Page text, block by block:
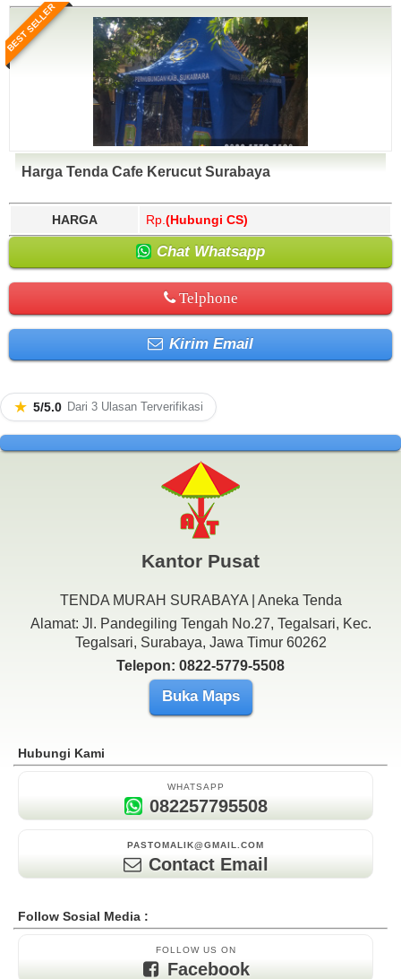
BEST SELLER
Harga Tenda Cafe Kerucut Surabaya
HARGA Rp. (Hubungi CS)
Chat Whatsapp
Telphone
Kirim Email
★ 5/5.0 Dari 3 Ulasan Terverifikasi
Kantor Pusat
TENDA MURAH SURABAYA | Aneka Tenda
Alamat: Jl. Pandegiling Tengah No.27, Tegalsari, Kec.
Tegalsari, Surabaya, Jawa Timur 60262
Telepon: 0822-5779-5508
Buka Maps
Hubungi Kami
WHATSAPP
082257795508
PASTOMALIK@GMAIL.COM
Contact Email
Follow Sosial Media :
FOLLOW US ON
Facebook